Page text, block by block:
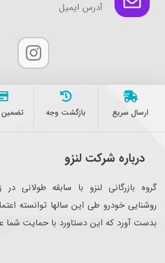
آدرس ایمیل
ارسال سریع بازگشت وجه
درباره شرکت لنزو
گروه بازرگانی لنزو با سابقه طولانی
روشنایی خودرو طی این سالها توانسته
بدست آورد که این دستاورد با حمایت